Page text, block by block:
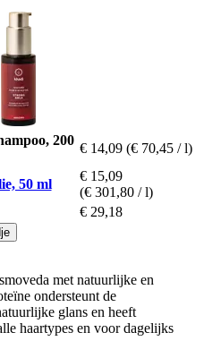
200
€ 14,09 (€ 70,45 / l)
50 ml
€ 15,09
(€ 301,80 / l)
€ 29,18
met natuurlijke en
ondersteunt de
glans en heeft
haartypes en voor dagelijks